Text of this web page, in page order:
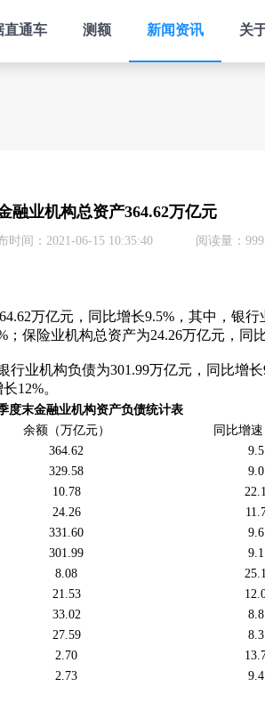
直通车 测额 新闻资讯 关
融业机构总资产364.62万亿元
时间：2021-06-15 10:35:40 阅读量：
万亿元，同比增长9.5%，其中，银行
保险业机构总资产为24.26万亿元，同比
业机构负债为301.99万亿元，同比增
12%。
度末金融业机构资产负债统计表
余额（万亿元）
同比增速
364.62
9.5
329.58
9.0
10.78
22.1
24.26
331.60
9.6
301.99
9.1
8.08
25.1
21.53
33.02
8.8
27.59
8.3
2.70
2.73 9.4